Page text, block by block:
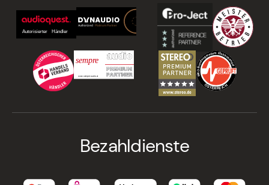
Bezahldienste